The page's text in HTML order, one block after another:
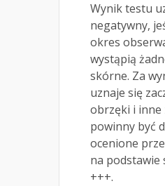
Wynik testu
negatywny,
okres
wystąpią
skórne. Za
uznaje się
obrzęki i inne
powinny być
ocenione
na podstawie
+++.